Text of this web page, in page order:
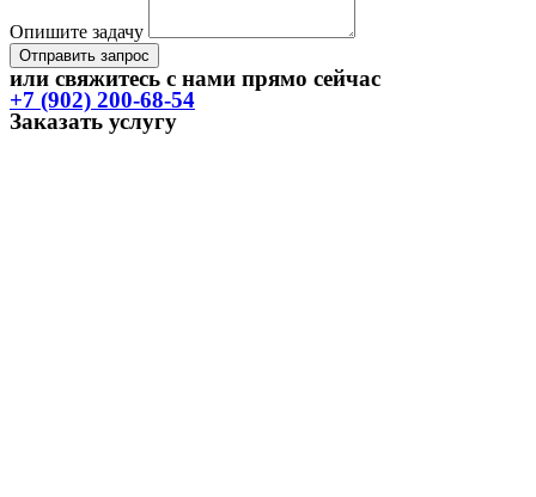
Опишите задачу
Отправить запрос
или свяжитесь с нами прямо сейчас
+7 (902) 200-68-54
Заказать услугу